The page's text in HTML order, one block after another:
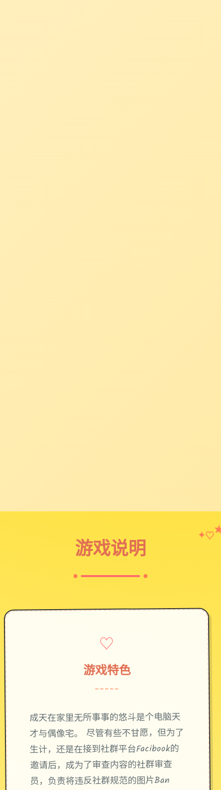
游戏说明
✦♡
♡
游戏特色
~~~~~
成天在家里无所事事的悠斗是个电脑天
才与偶像宅。 尽管有些不甘愿，但为了
生计，还是在接到社群平台Facibook的
邀请后，成为了审查内容的社群审查
员，负责将违反社群规范的图片Ban